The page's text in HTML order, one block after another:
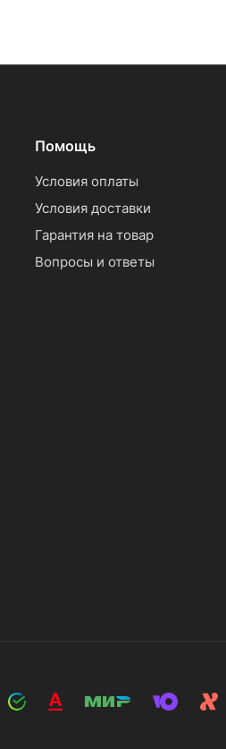
Помощь
Условия оплаты
Условия доставки
Гарантия на товар
Вопросы и ответы